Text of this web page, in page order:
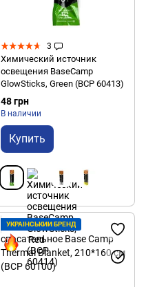
3
Химический источник
освещения BaseCamp
GlowSticks, Green (BCP 60413)
48 грн
В наличии
Купить
УКРАЇНСЬКИЙ БРЕНД